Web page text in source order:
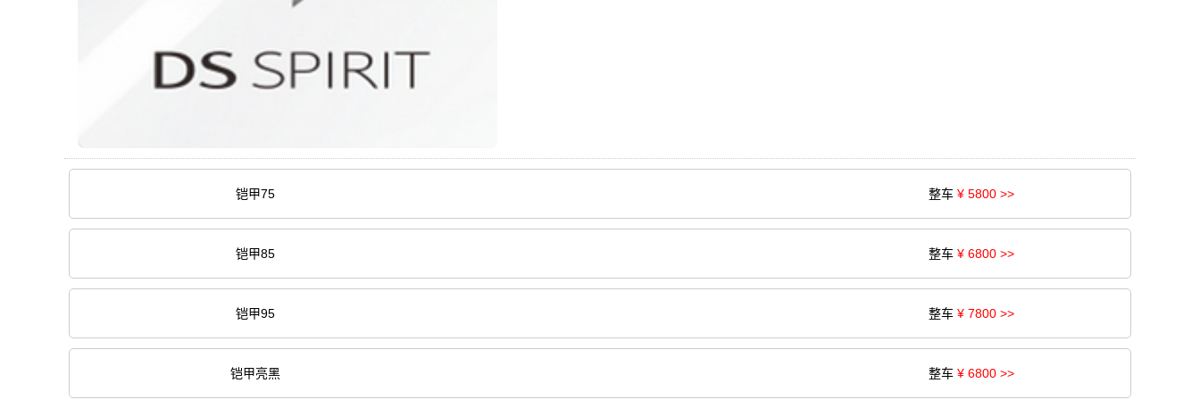
铠甲75 整车 ¥ 5800 >>
铠甲85 整车 ¥ 6800 >>
铠甲95 整车 ¥ 7800 >>
铠甲亮黑 整车 ¥ 6800 >>